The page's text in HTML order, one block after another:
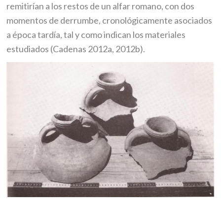
remitirían a los restos de un alfar romano, con dos
momentos de derrumbe, cronológicamente asociados
a época tardía, tal y como indican los materiales
estudiados (Cadenas 2012a, 2012b).